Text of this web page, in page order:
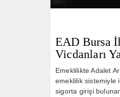
EAD Bursa İl
Vicdanları
Emeklilikte Adalet
emeklilik sistemiyle
sigorta girişi